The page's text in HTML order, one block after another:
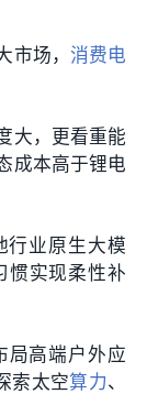
市场， 消费电
大，更看重能
成本高于锂电
行业原生大模
惯实现柔性补
局高端户外应
索太空算力、